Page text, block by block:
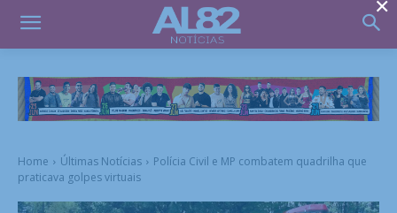
Home Últimas Notícias
Polícia Civil e MP combatem quadrilha que
praticava golpes virtuais